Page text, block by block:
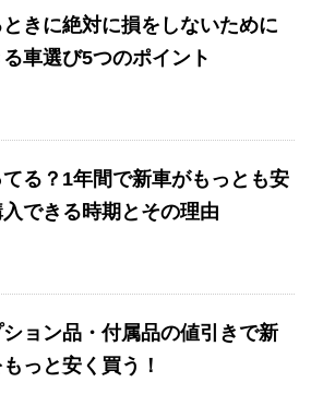
きに絶対に損をしないために
車選び5つのポイント
る？1年間で新車がもっとも安
入できる時期とその理由
ョン品・付属品の値引きで新
っと安く買う！